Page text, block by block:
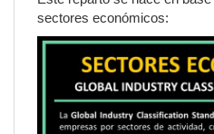
sectores económicos: